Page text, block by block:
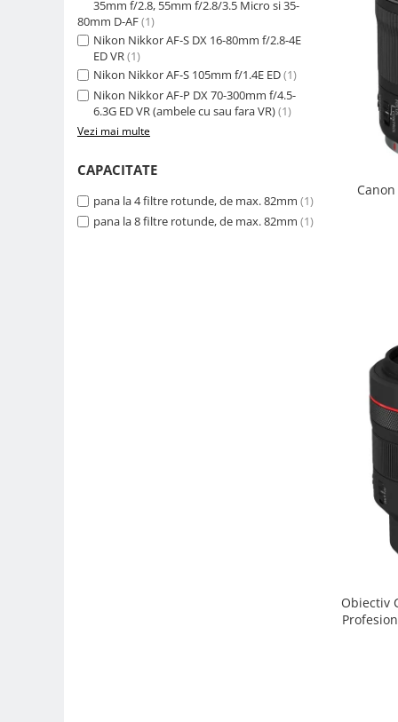
Accesorii drone
Acumulatori camere video
Lampi video
Stabilizatoare (Gimbal) / Steady
Accesorii diverse pt camere video
Camere Video Cinematice
35mm f/2.8, 55mm f/2.8/3.5 Micro si 35-
80mm D-AF(1)
Nikon Nikkor AF-S DX 16-80mm f/2.8-4E
ED VR(1)
Nikon Nikkor AF-S 105mm f/1.4E ED(1)
Nikon Nikkor AF-P DX 70-300mm f/4.5-
6.3G ED VR (ambele cu sau fara VR)(1)
Vezi mai multe
CAPACITATE
pana la 4 filtre rotunde, de max. 82mm (1)
pana la 8 filtre rotunde, de max. 82mm (1)
Obiectiv